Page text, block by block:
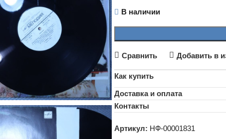
В наличии
Сравнить Добавить в
Как купить
Доставка и оплата
Контакты
Артикул: НФ-00001831